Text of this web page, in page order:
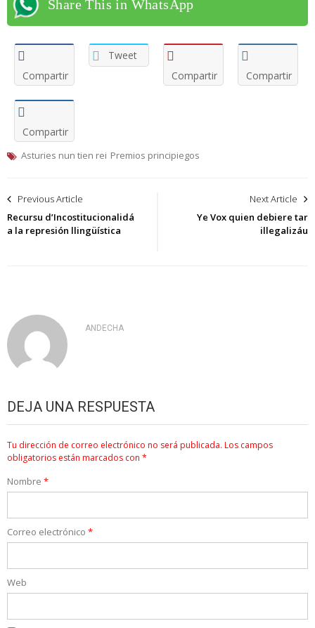
Share This in WhatsApp
Compartir
Tweet
Compartir
Compartir
Compartir
Asturies nun tien rei Premios principiegos
Navegación
de
Previous Article
Recursu d’Incostitucionalidá
a la represión llingüística
Next Article
Ye Vox quien debiere tar
illegalizáu
ANDECHA
DEJA UNA RESPUESTA
Tu dirección de correo electrónico no será publicada. Los campos
obligatorios están marcados con *
Nombre *
Correo electrónico *
Web